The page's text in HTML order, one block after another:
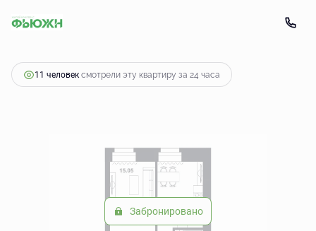
1-комнатная 4 346 235 руб.
11 человек смотрели эту квартиру за 24 часа
Забронировано